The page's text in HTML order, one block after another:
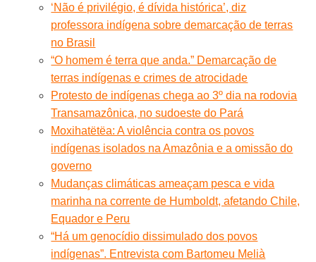
‘Não é privilégio, é dívida histórica’, diz
professora indígena sobre demarcação de terras
no Brasil
“O homem é terra que anda.” Demarcação de
terras indígenas e crimes de atrocidade
Protesto de indígenas chega ao 3º dia na rodovia
Transamazônica, no sudoeste do Pará
Moxihatëtëa: A violência contra os povos
indígenas isolados na Amazônia e a omissão do
governo
Mudanças climáticas ameaçam pesca e vida
marinha na corrente de Humboldt, afetando Chile,
Equador e Peru
“Há um genocídio dissimulado dos povos
indígenas”. Entrevista com Bartomeu Melià